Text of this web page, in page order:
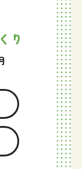
り